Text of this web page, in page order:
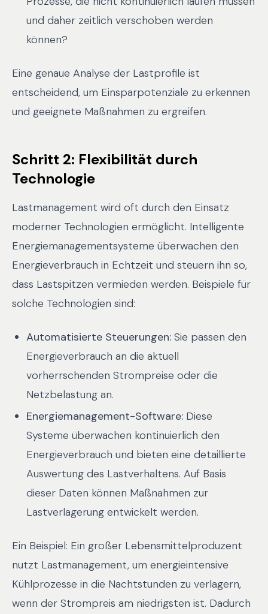
und daher zeitlich verschoben werden
können?
Eine genaue Analyse der Lastprofile ist
entscheidend, um Einsparpotenziale zu erkennen
und geeignete Maßnahmen zu ergreifen.
Schritt 2: Flexibilität durch
Technologie
Lastmanagement wird oft durch den Einsatz
moderner Technologien ermöglicht. Intelligente
Energiemanagementsysteme überwachen den
Energieverbrauch in Echtzeit und steuern ihn so,
dass Lastspitzen vermieden werden. Beispiele für
solche Technologien sind:
Automatisierte Steuerungen: Sie passen den
Energieverbrauch an die aktuell
vorherrschenden Strompreise oder die
Netzbelastung an.
Energiemanagement-Software: Diese
Systeme überwachen kontinuierlich den
Energieverbrauch und bieten eine detaillierte
Auswertung des Lastverhaltens. Auf Basis
dieser Daten können Maßnahmen zur
Lastverlagerung entwickelt werden.
Ein Beispiel: Ein großer Lebensmittelproduzent
nutzt Lastmanagement, um energieintensive
Kühlprozesse in die Nachtstunden zu verlagern,
wenn der Strompreis am niedrigsten ist. Dadurch